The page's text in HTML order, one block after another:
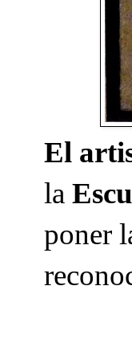
El
la
poner